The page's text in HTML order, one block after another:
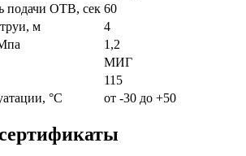
подачи ОТВ, сек 60
м
4
1,2
МИГ
115
°C
от -30 до +50